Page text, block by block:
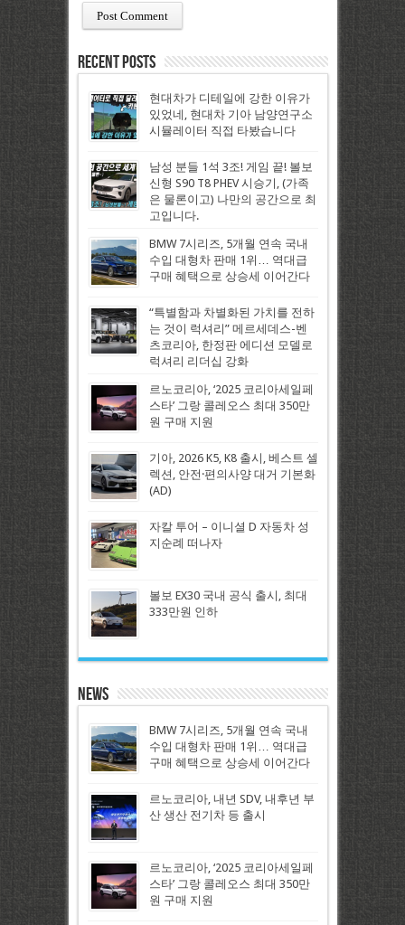
Recent Posts
현대차가 디테일에 강한 이유가
있었네, 현대차 기아 남양연구소
시뮬레이터 직접 타봤습니다
남성 분들 1석 3조! 게임 끝! 볼보
신형 S90 T8 PHEV 시승기, (가족
은 물론이고) 나만의 공간으로 최
고입니다.
BMW 7시리즈, 5개월 연속 국내
수입 대형차 판매 1위… 역대급
구매 혜택으로 상승세 이어간다
“특별함과 차별화된 가치를 전하
는 것이 럭셔리” 메르세데스-벤
츠코리아, 한정판 에디션 모델로
럭셔리 리더십 강화
르노코리아, ‘2025 코리아세일페
스타’ 그랑 콜레오스 최대 350만
원 구매 지원
기아, 2026 K5, K8 출시, 베스트 셀
렉션, 안전·편의사양 대거 기본화
(AD)
자칼 투어 – 이니셜 D 자동차 성
지순례 떠나자
볼보 EX30 국내 공식 출시, 최대
333만원 인하
News
BMW 7시리즈, 5개월 연속 국내
수입 대형차 판매 1위… 역대급
구매 혜택으로 상승세 이어간다
르노코리아, 내년 SDV, 내후년 부
산 생산 전기차 등 출시
르노코리아, ‘2025 코리아세일페
스타’ 그랑 콜레오스 최대 350만
원 구매 지원